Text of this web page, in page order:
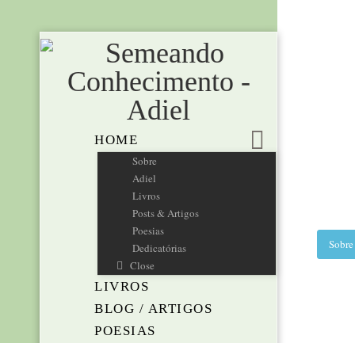
HOME
Sobre
Adiel
Livros
Posts & Artigos
Poesias
Dedicatórias
Close
LIVROS
BLOG / ARTIGOS
POESIAS